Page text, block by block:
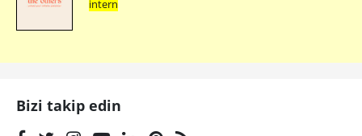
intern
Bizi takip edin